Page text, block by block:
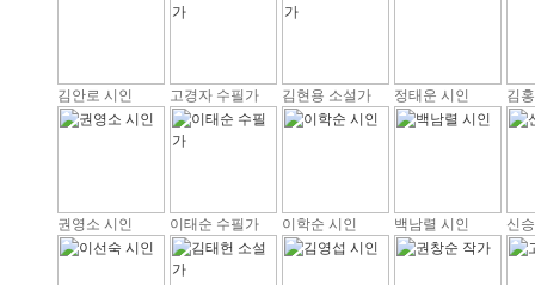
김안로 시인 고경자 수필가 김현용 소설가 정태운 시인 김
권영소 시인 이태순 수필가 이학순 시인 백남렬 시인 신